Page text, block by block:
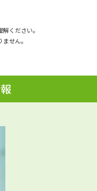
について
扱規定
ください。
せん。